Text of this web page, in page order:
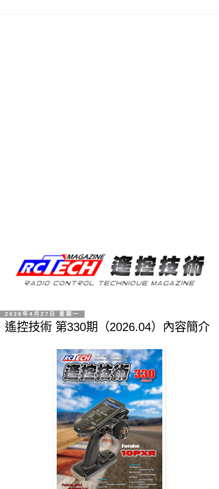
2026年4月27日 星期一
遙控技術 第330期（2026.04）內容簡介